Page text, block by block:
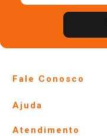
Fale Conosco
Lojas Físicas e Horários
Ofertas
Ajuda
Atendimento